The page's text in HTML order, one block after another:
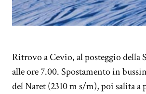
Ritrovo a Cevio, al posteggio della
alle ore 7.00. Spostamento in
del Naret (2310 m s/m), poi salita a